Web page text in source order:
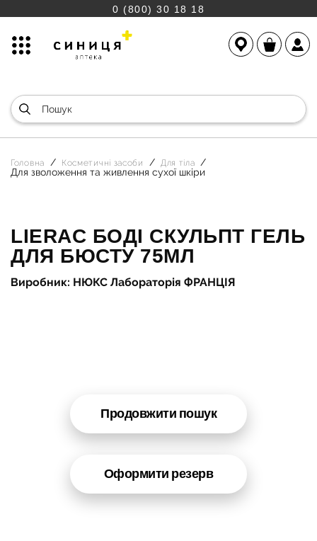
0 (800) 30 18 18
Головна Косметичні засоби Для тіла
Для зволоження та живлення сухої шкіри
LIERAC БОДІ СКУЛЬПТ ГЕЛЬ
ДЛЯ БЮСТУ 75МЛ
Виробник: НЮКС Лабораторія ФРАНЦІЯ
Продовжити пошук
Оформити резерв